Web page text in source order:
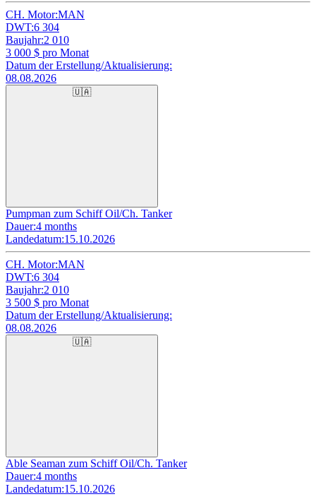
CH. Motor:MAN
DWT:6 304
Baujahr:2 010
3 000 $ pro Monat
Datum der Erstellung/Aktualisierung:
08.08.2026
🇺🇦
Pumpman zum Schiff Oil/Ch. Tanker
Dauer:4 months
Landedatum:15.10.2026
CH. Motor:MAN
DWT:6 304
Baujahr:2 010
3 500 $ pro Monat
Datum der Erstellung/Aktualisierung:
08.08.2026
🇺🇦
Able Seaman zum Schiff Oil/Ch. Tanker
Dauer:4 months
Landedatum:15.10.2026